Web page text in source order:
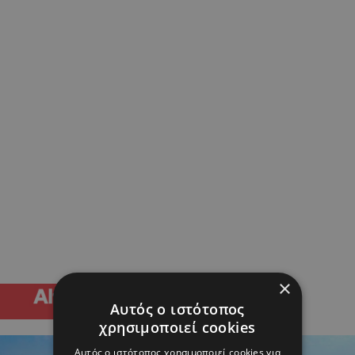
×
Αυτός ο ιστότοπος
χρησιμοποιεί cookies
Αυτός ο ιστότοπος χρησιμοποιεί cookies για